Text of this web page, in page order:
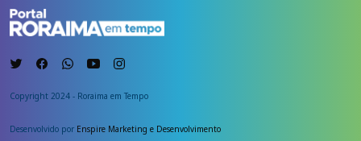
Copyright 2024 - Roraima em Tempo
Desenvolvido por Enspire Marketing e Desenvolvimento